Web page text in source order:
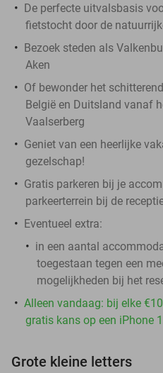
De perfecte uitvalsbasis
fietstocht door de
Bezoek steden als
Aken
Of bewonder het
België en Duitsland vanaf
Vaalserberg
Geniet van een heerlijke
gezelschap!
Gratis parkeren bij je
parkeerterrein bij de
Eventueel extra:
in een aantal
toegestaan tegen een
mogelijkheden bij het
Alleen vandaag: bij elke
gratis kans op een iPhone
Grote kleine letters